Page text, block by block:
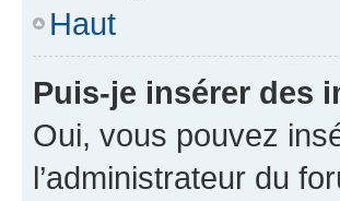
Haut
Puis-je insérer des
Oui, vous pouvez
l’administrateur du